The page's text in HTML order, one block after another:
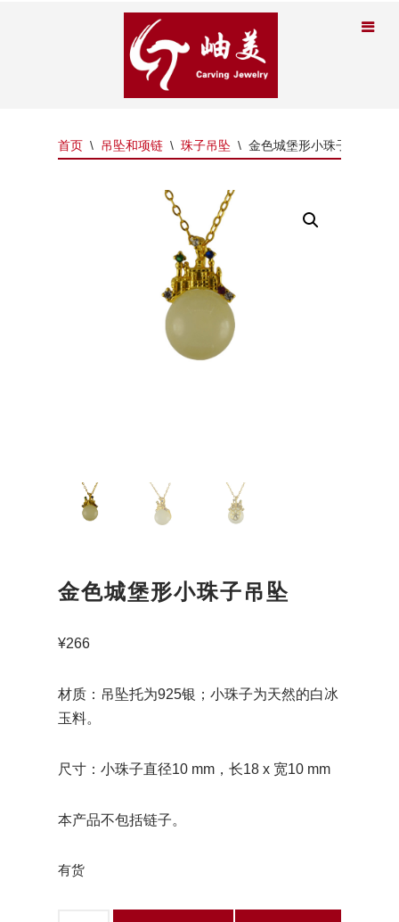
首页 \ 吊坠和项链 \ 珠子吊坠 \ 金色城堡形小珠子吊坠
金色城堡形小珠子吊坠
¥266
材质：吊坠托为925银；小珠子为天然的白冰
玉料。
尺寸：小珠子直径10 mm，长18 x 宽10 mm
本产品不包括链子。
有货